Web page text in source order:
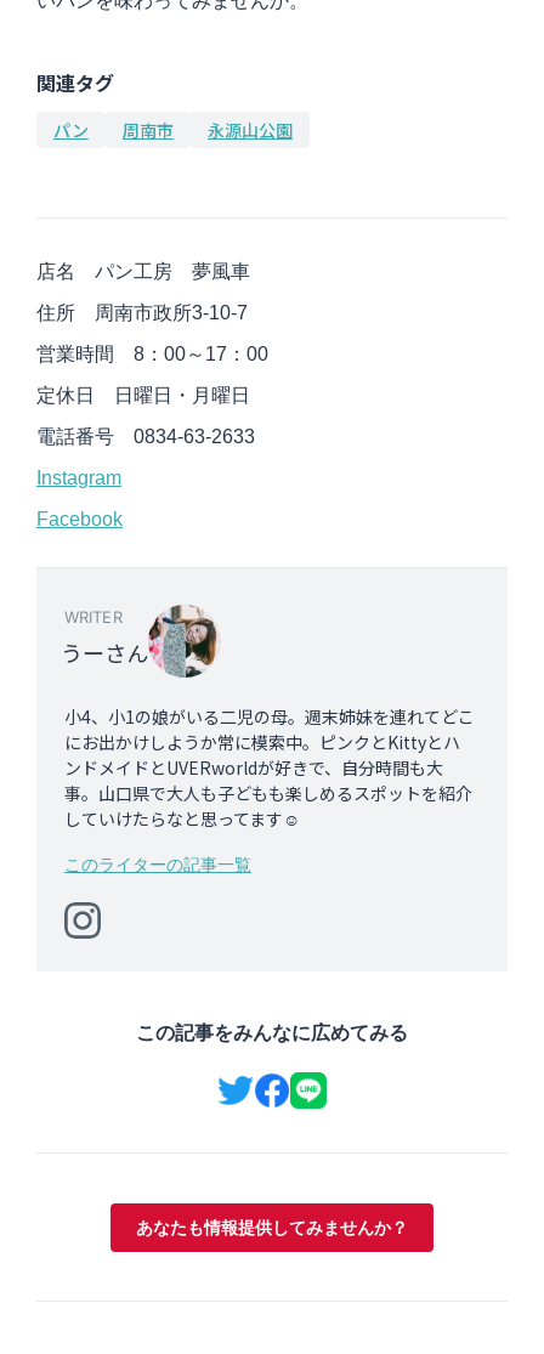
関連タグ
パン
周南市 永源山公園
店名 パン工房 夢風車
住所 周南市政所3-10-7
営業時間 8：00～17：00
定休日 日曜日・月曜日
電話番号 0834-63-2633
Instagram
Facebook
WRITER
うーさん
小4、小1の娘がいる二児の母。週末姉妹を連れてどこ
にお出かけしようか常に模索中。ピンクとKittyとハ
ンドメイドとUVERworldが好きで、自分時間も大
事。山口県で大人も子どもも楽しめるスポットを紹介
していけたらなと思ってます☺
このライターの記事一覧
この記事をみんなに広めてみる
あなたも情報提供してみませんか？